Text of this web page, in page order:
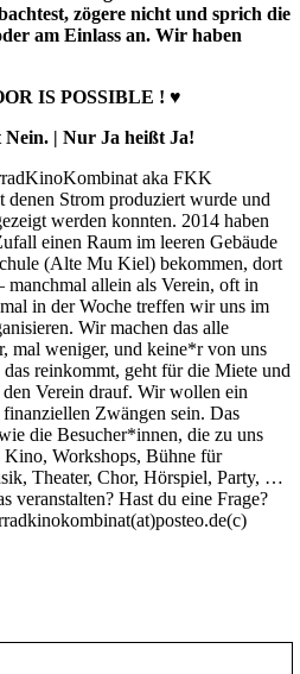
zögere nicht und sprich die
am Einlass an. Wir haben
IS POSSIBLE ! ♥
| Nur Ja heißt Ja!
aka FKK
denen Strom produziert wurde und
werden konnten. 2014 haben
einen Raum im leeren Gebäude
(Alte Mu Kiel) bekommen, dort
manchmal allein als Verein, oft in
in der Woche treffen wir uns im
Wir machen das alle
mal weniger, und keine*r von uns
reinkommt, geht für die Miete und
Verein drauf. Wir wollen ein
Zwängen sein. Das
die Besucher*innen, die zu uns
Workshops, Bühne für
Theater, Chor, Hörspiel, Party, …
veranstalten? Hast du eine Frage?